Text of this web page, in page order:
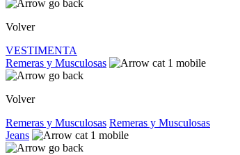
Volver
VESTIMENTA
Remeras y Musculosas
Volver
Remeras y Musculosas Remeras y Musculosas
Jeans